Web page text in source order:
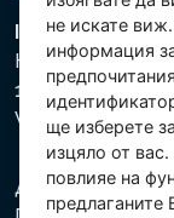
Intex Trading,
Hradecká 2526/3
130 00 Praha 3
Vinohrady -
Дружеството е
не искате
информация
ще изберете
изцяло от
повлияе на
предлаганите